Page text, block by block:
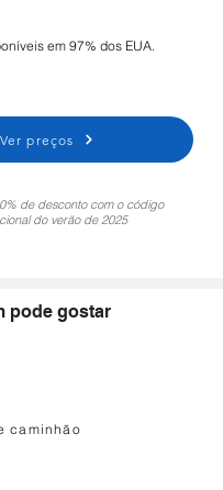
em 97% dos EUA.
Ver preços
de desconto com o código
do verão de 2025
pode gostar
caminhão